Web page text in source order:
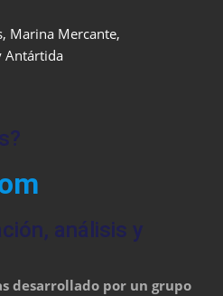
Marina Mercante,
Antártida
análisis y
desarrollado por un grupo